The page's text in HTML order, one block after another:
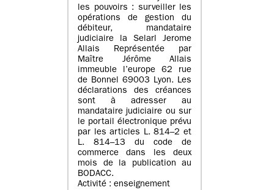
les pouvoirs : surveiller les
opérations de gestion du
débiteur, mandataire
judiciaire la Selarl Jerome
Allais Représentée par
Maître Jérôme Allais
immeuble l’europe 62 rue
de Bonnel 69003 Lyon. Les
déclarations des créances
sont à adresser au
mandataire judiciaire ou sur
le portail électronique prévu
par les articles L. 814–2 et
L. 814–13 du code de
commerce dans les deux
mois de la publication au
BODACC.
Activité : enseignement